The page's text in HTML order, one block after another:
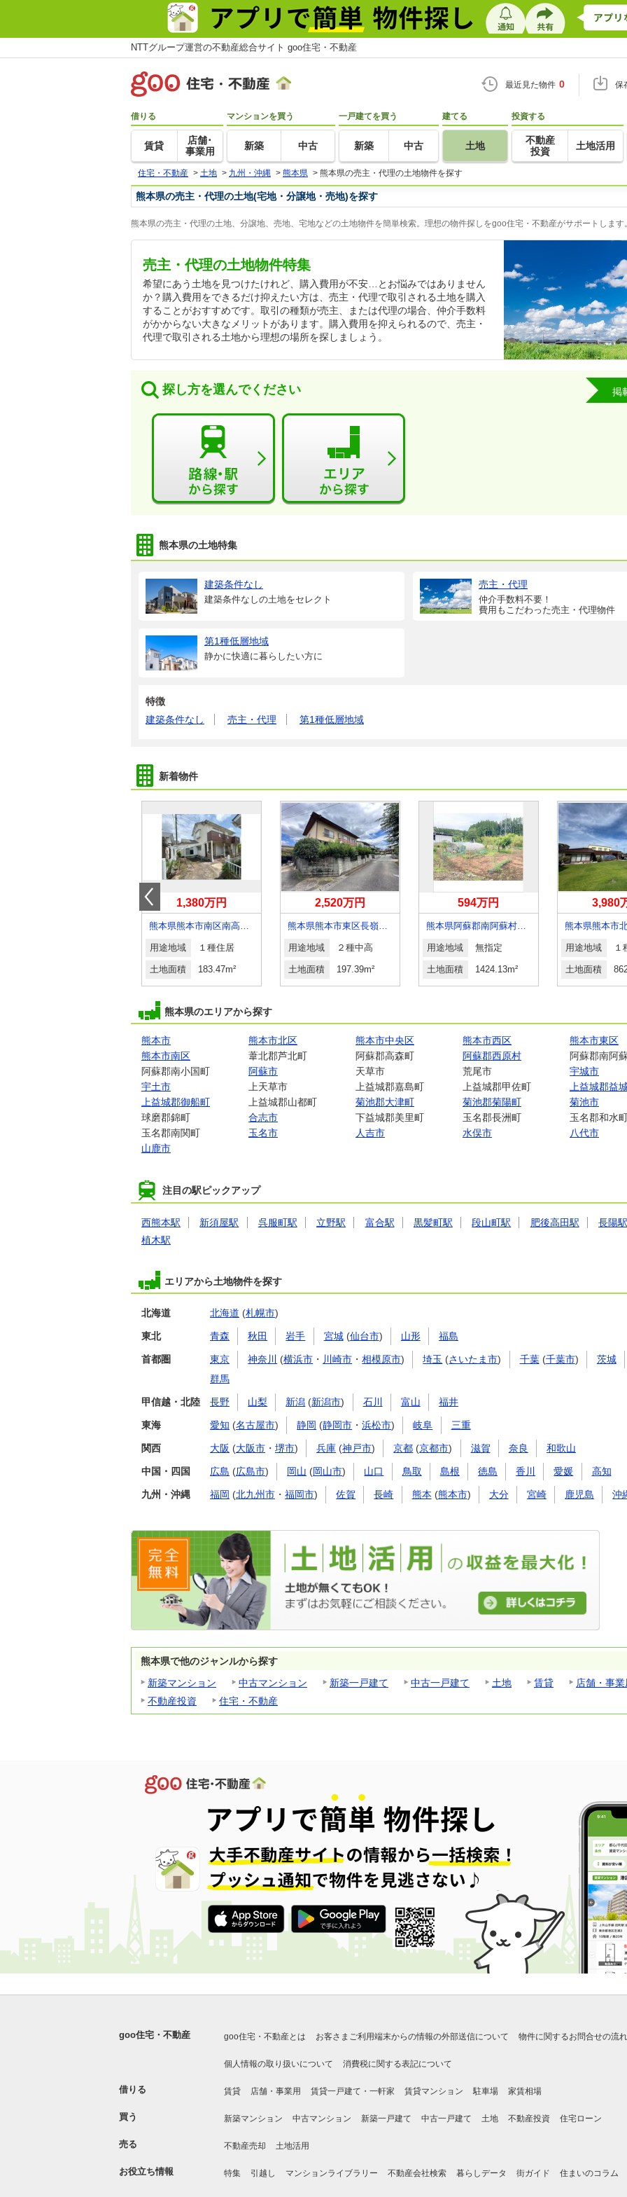
NTTグループ運営の不動産総合サイト goo住宅・不動産
最近見た物件 0 保
借りる
賃貸
店舗･
事業用
マンションを買う
新築 中古
一戸建てを買う
新築 中古
建てる
土地
投資する
不動産
投資
土地活用
住宅・不動産 > 土地 > 九州・沖縄 > 熊本県 > 熊本県の売主・代理の土地物件を探す
熊本県の売主・代理の土地(宅地・分譲地・売地)を探す
熊本県の売主・代理の土地、分譲地、売地、宅地などの土地物件を簡単検索。理想の物件探しをgoo住宅・不動産がサポートします
売主・代理の土地物件特集
希望にあう土地を見つけたけれど、購入費用が不安…とお悩みではありません
か？購入費用をできるだけ抑えたい方は、売主・代理で取引される土地を購入
することがおすすめです。取引の種類が売主、または代理の場合、仲介手数料
がかからない大きなメリットがあります。購入費用を抑えられるので、売主・
代理で取引される土地から理想の場所を探しましょう。
探し方を選んでください 掲
熊本県の土地特集
建築条件なし
建築条件なしの土地をセレクト
売主・代理
仲介手数料不要！
費用もこだわった売主・代理物件
第1種低層地域
静かに快適に暮らしたい方に
特徴
建築条件なし
売主・代理 第1種低層地域
新着物件
1,380万円
熊本県熊本市南区南高江２
用途地域 １種住居
土地面積 183.47m²
2,520万円
熊本県熊本市東区長嶺南４
用途地域 ２種中高
土地面積 197.39m²
594万円
熊本県阿蘇郡南阿蘇村大字河陽
用途地域 無指定
土地面積 1424.13m²
3,980
熊本県熊本市
用途地域 １
土地面積
熊本県のエリアから探す
熊本市 熊本市北区 熊本市中央区 熊本市西区
熊本市東区
熊本市南区
葦北郡芦北町 阿蘇郡高森町 阿蘇郡西原村
阿蘇郡南阿
阿蘇郡南小国町
阿蘇市 天草市 荒尾市
宇城市
宇土市
上天草市 上益城郡嘉島町 上益城郡甲佐町
上益城郡益
上益城郡御船町
上益城郡山都町 菊池郡大津町 菊池郡菊陽町
菊池市
球磨郡錦町
合志市 下益城郡美里町 玉名郡長洲町
玉名郡和水
玉名郡南関町
玉名市 人吉市 水俣市
八代市
山鹿市
注目の駅ピックアップ
西熊本駅 新須屋駅 呉服町駅 立野駅 富合駅 黒髪町駅 段山町駅 肥後高田駅
長陽駅
植木駅
エリアから土地物件を探す
北海道 北海道 (札幌市)
東北 青森 秋田 岩手 宮城(仙台市) 山形 福島
首都圏 東京 神奈川 (横浜市 ・ 川崎市 ・相模原市) 埼玉 (さいたま市) 千葉(千葉市)
茨城
群馬
甲信越・北陸 長野 山梨 新潟 (新潟市) 石川 富山 福井
東海 愛知 (名古屋市) 静岡 (静岡市 ・浜松市) 岐阜 三重
関西 大阪 (大阪市 ・ 堺市) 兵庫 (神戸市) 京都 (京都市) 滋賀 奈良 和歌山
中国・四国 広島 (広島市) 岡山 (岡山市) 山口 鳥取 島根 徳島 香川 愛媛 高知
九州・沖縄 福岡 (北九州市 ・ 福岡市) 佐賀 長崎 熊本 (熊本市) 大分 宮崎 鹿児島 沖
熊本県で他のジャンルから探す
新築マンション
中古マンション 新築一戸建て 中古一戸建て 土地 賃貸
店舗・事業
不動産投資
住宅・不動産
goo住宅・不動産 goo住宅・不動産とは お客さまご利用端末からの情報の外部送信について 物件に関するお問合せの流れ
個人情報の取り扱いについて 消費税に関する表記について
借りる 賃貸 店舗・事業用 賃貸一戸建て・一軒家 賃貸マンション 駐車場 家賃相場
買う 新築マンション 中古マンション 新築一戸建て 中古一戸建て 土地 不動産投資 住宅ローン
売る 不動産売却 土地活用
お役立ち情報 特集 引越し マンションライブラリー 不動産会社検索 暮らしデータ 街ガイド 住まいのコラム